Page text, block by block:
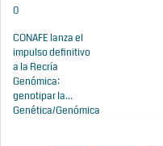
0
CONAFE lanza el
impulso definitivo
a la Recría
Genómica:
genotipar la...
Genética/Genómica